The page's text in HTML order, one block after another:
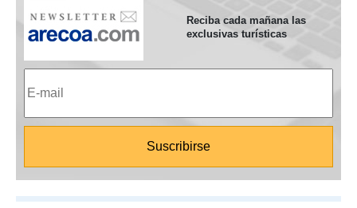
Reciba cada mañana las
exclusivas turísticas